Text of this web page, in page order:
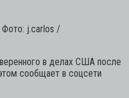
Фото: j.carlos /
в делах США после
сообщает в соцсети